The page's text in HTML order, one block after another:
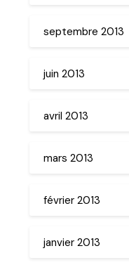
septembre 2013
juin 2013
avril 2013
mars 2013
février 2013
janvier 2013